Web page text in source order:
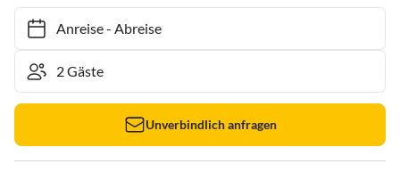
Anreise- Abreise
Unverbindlich anfragen